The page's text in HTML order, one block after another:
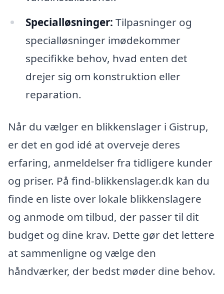
Specialløsninger: Tilpasninger og
specialløsninger imødekommer
specifikke behov, hvad enten det
drejer sig om konstruktion eller
reparation.
Når du vælger en blikkenslager i Gistrup,
er det en god idé at overveje deres
erfaring, anmeldelser fra tidligere kunder
og priser. På find-blikkenslager.dk kan du
finde en liste over lokale blikkenslagere
og anmode om tilbud, der passer til dit
budget og dine krav. Dette gør det lettere
at sammenligne og vælge den
håndværker, der bedst møder dine behov.